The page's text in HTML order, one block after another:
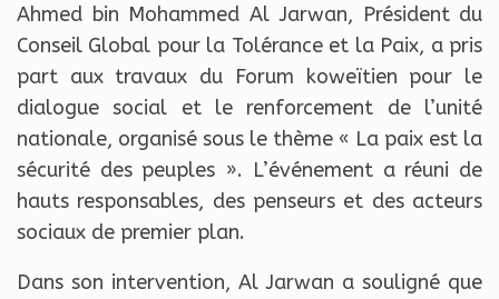
Ahmed bin Mohammed Al Jarwan, Président du
Conseil Global pour la Tolérance et la Paix, a pris
part aux travaux du Forum koweïtien pour le
dialogue social et le renforcement de l’unité
nationale, organisé sous le thème « La paix est la
sécurité des peuples ». L’événement a réuni de
hauts responsables, des penseurs et des acteurs
sociaux de premier plan.
Dans son intervention, Al Jarwan a souligné que